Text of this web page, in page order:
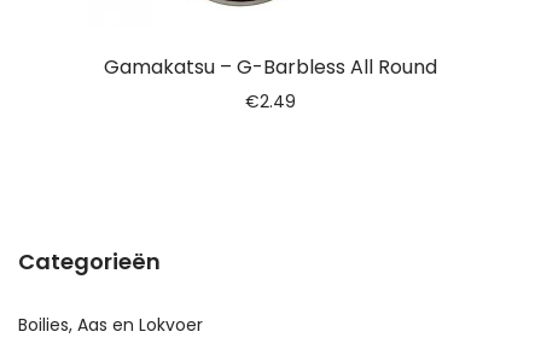
Gamakatsu – G-Barbless All Round
€2.49
Categorieën
Boilies, Aas en Lokvoer